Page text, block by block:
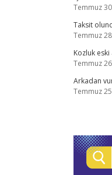
Temmuz
Taksit
Temmuz
Kozluk eski
Temmuz
Arkadan
Temmuz